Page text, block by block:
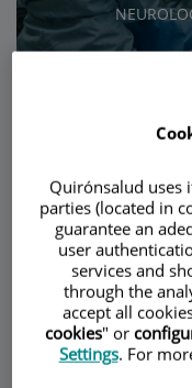
DescripcióServeis
Consideramos
Quirónsalud uses
parties (located in
guarantee an
user
services and
through the
accept all
cookies" or
Settings. For